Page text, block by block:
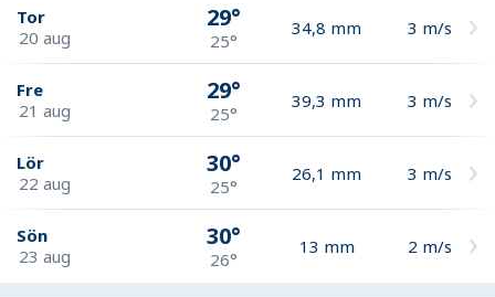
Tor
20 aug
29°
25°
34,8 mm 3 m/s
Fre
21 aug
29°
25°
39,3 mm 3 m/s
Lör
22 aug
30°
25°
26,1 mm 3 m/s
Sön
23 aug
30°
26°
13 mm 2 m/s